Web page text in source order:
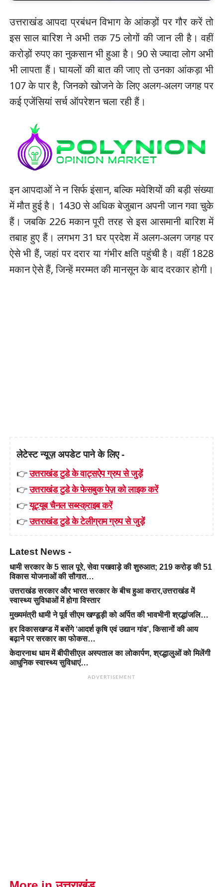
उत्तराखंड आपदा प्रबंधन विभाग के आंकड़ों पर गौर करें तो
इस साल बारिश ने अभी तक 75 लोगों की जान ली है। वहीं
करोड़ों रुपए का नुकसान भी हुआ है। 90 से ज्यादा लोग अभी
भी लापता हैं। घायलों की बात की जाए तो उनका आंकड़ा भी
107 के पार है, जिनको खोजने के लिए अलग-अलग जगह पर
कई एजेंसियां सर्च ऑपरेशन चला रही हैं।
इन आपदाओं ने न सिर्फ इंसान, बल्कि मवेशियों की बड़ी संख्या
में मौत हुई है। 1430 से अधिक बेजुबान अपनी जान गवा चुके
हैं। जबकि 226 मकान पूरी तरह से इस आसमानी बारिश में
तबाह हुए हैं। लगभग 31 घर प्रदेश में अलग-अलग जगह पर
ऐसे भी हैं, जहां पर दरार या गंभीर क्षति पहुंची है। वहीं 1828
मकान ऐसे हैं, जिन्हें मरम्मत की मानसून के बाद दरकार होगी।
लेटेस्ट न्यूज़ अपडेट पाने के लिए -
👉उत्तराखंड टुडे के वाट्सऐप ग्रुप से जुड़ें
👉उत्तराखंड टुडे के फेसबुक पेज़ को लाइक करें
👉यूट्यूब चैनल सब्स्क्राइब करें
👉उत्तराखंड टुडे के टेलीग्राम ग्रुप से जुड़ें
Latest News -
धामी सरकार के 5 साल पूरे, सेवा पखवाड़े की शुरुआत; 219 करोड़ की 51
विकास योजनाओं की सौगात…
उत्तराखंड सरकार और भारत सरकार के बीच हुआ करार,उत्तराखंड में
स्वास्थ्य सुविधाओं में होगा विस्तार
मुख्यमंत्री धामी ने पूर्व सीएम खण्डूड़ी को अर्पित की भावभीनी श्रद्धांजलि…
हर विकासखण्ड में बसेंगे ‘आदर्श कृषि एवं उद्यान गांव’, किसानों की आय
बढ़ाने पर सरकार का फोकस…
केदारनाथ धाम में बीपीसीएल अस्पताल का लोकार्पण, श्रद्धालुओं को मिलेंगी
आधुनिक स्वास्थ्य सुविधाएं…
ADVERTISEMENT